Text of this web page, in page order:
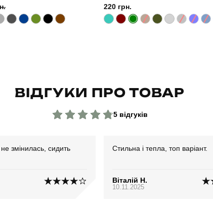
220 грн.
ВІДГУКИ ПРО ТОВАР
5 відгуків
змінилась, сидить
Стильна і тепла, топ варіант.
Віталій Н.
10.11.2025